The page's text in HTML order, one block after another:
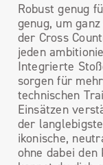
Robust genug
genug, um
der Cross
jeden
Integrierte
sorgen für
technischen
Einsätzen
der
ikonische,
ohne dabei